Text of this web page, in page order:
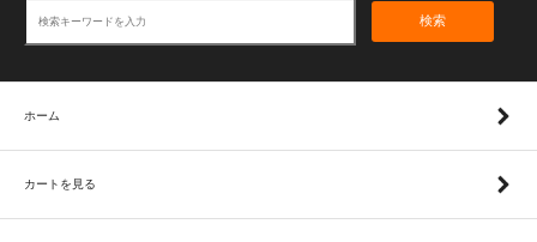
検索
ホーム
カートを見る